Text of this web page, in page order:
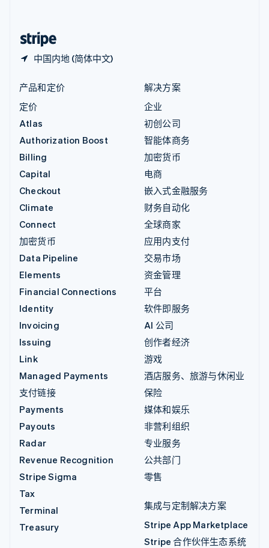
中国内地 (简体中文)
产品和定价
定价
Atlas
Authorization Boost
Billing
Capital
Checkout
Climate
Connect
加密货币
Data Pipeline
Elements
Financial Connections
Identity
Invoicing
Issuing
Link
Managed Payments
支付链接
Payments
Payouts
Radar
Revenue Recognition
Stripe Sigma
Tax
Terminal
Treasury
解决方案
企业
初创公司
智能体商务
加密货币
电商
嵌入式金融服务
财务自动化
全球商家
应用内支付
交易市场
资金管理
平台
软件即服务
AI 公司
创作者经济
游戏
酒店服务、旅游与休闲业
保险
媒体和娱乐
非营利组织
专业服务
公共部门
零售
集成与定制解决方案
Stripe App Marketplace
Stripe 合作伙伴生态系统